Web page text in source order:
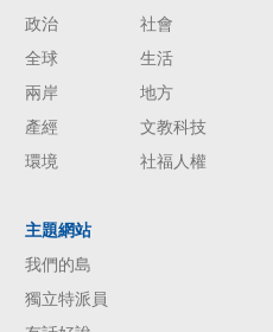
政治
社會
全球
生活
兩岸
地方
產經
文教科技
環境
社福人權
主題網站
我們的島
獨立特派員